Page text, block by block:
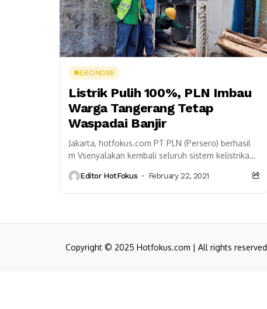
EKONOMI
Listrik Pulih 100%, PLN Imbau
Warga Tangerang Tetap
Waspadai Banjir
Jakarta, hotfokus.com PT PLN (Persero) berhasil
m Vsenyalakan kembali seluruh sistem kelistrikan
Tangerang dan sekitarnya. Menurut General...
Editor HotFokus February 22, 2021
Copyright © 2025 Hotfokus.com | All rights reserved